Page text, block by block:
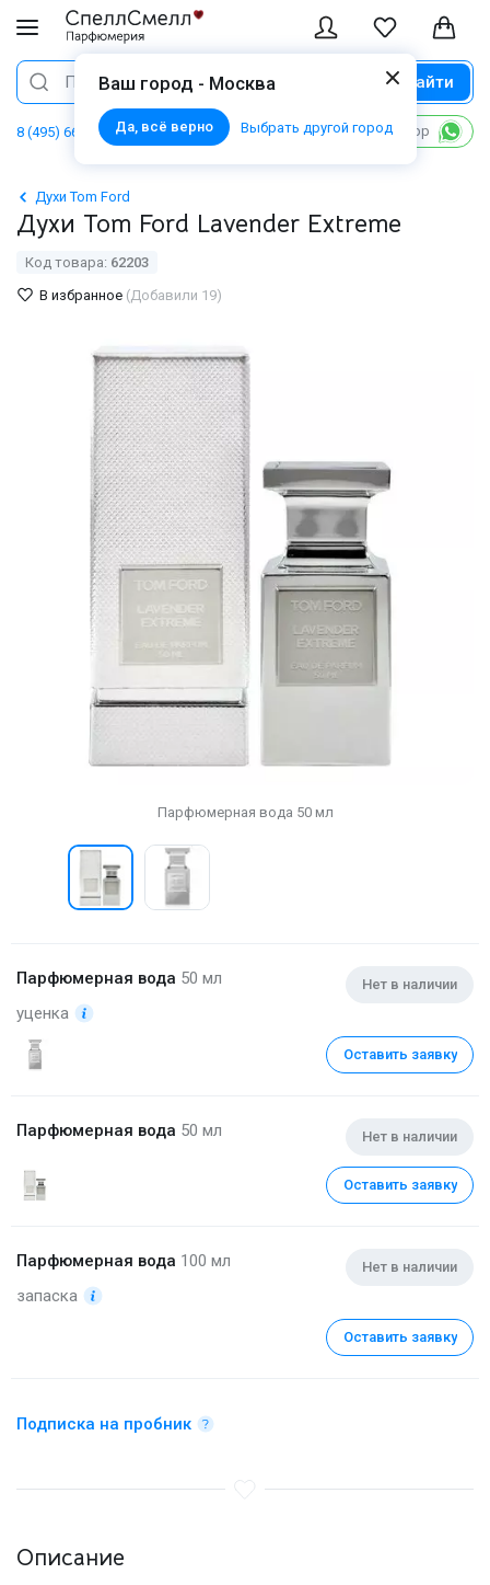
Ваш город - Москва
Да, всё верно Выбрать другой город
Поиск Найти
8 (495) 668 06 02 Написать в WhatsApp
Духи Tom Ford
Духи Tom Ford Lavender Extreme
Код товара: 62203
В избранное (Добавили 19)
Парфюмерная вода 50 мл
Парфюмерная вода 50 мл
уценка
Нет в наличии
Оставить заявку
Парфюмерная вода 50 мл Нет в наличии
Оставить заявку
Парфюмерная вода 100 мл
запаска
Нет в наличии
Оставить заявку
Подписка на пробник
Описание